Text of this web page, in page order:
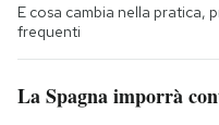
E cosa cambia nella pratica,
frequenti
La Spagna imporrà